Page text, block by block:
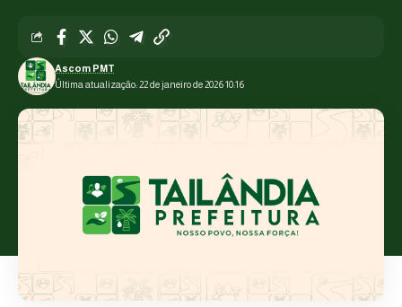
Última atualização: 22 de janeiro de 2026 10:16
Ascom PMT